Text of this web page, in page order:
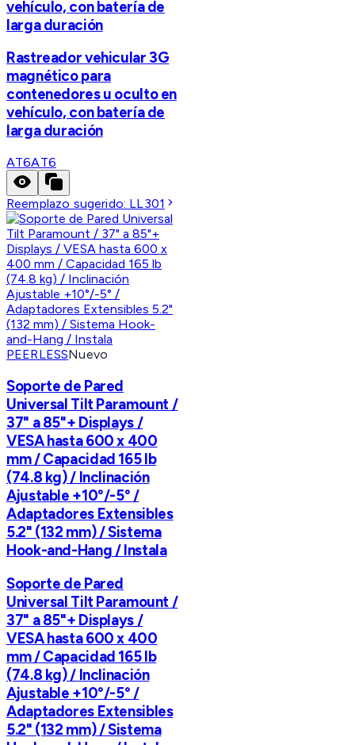
vehículo, con batería de
larga duración
Rastreador vehicular 3G
magnético para
contenedores u oculto en
vehículo, con batería de
larga duración
AT6AT6
Reemplazo sugerido: LL301
PEERLESSNuevo
Soporte de Pared
Universal Tilt Paramount /
37" a 85"+ Displays /
VESA hasta 600 x 400
mm / Capacidad 165 lb
(74.8 kg) / Inclinación
Ajustable +10°/-5° /
Adaptadores Extensibles
5.2" (132 mm) / Sistema
Hook-and-Hang / Instala
Soporte de Pared
Universal Tilt Paramount /
37" a 85"+ Displays /
VESA hasta 600 x 400
mm / Capacidad 165 lb
(74.8 kg) / Inclinación
Ajustable +10°/-5° /
Adaptadores Extensibles
5.2" (132 mm) / Sistema